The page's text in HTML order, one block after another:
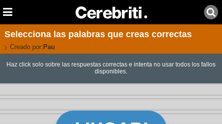
Selecciona las palabras que creas correctas
Creado por: Pau
Haz click solo sobre las respuestas correctas e intenta no usar todos los fallos
disponibles.